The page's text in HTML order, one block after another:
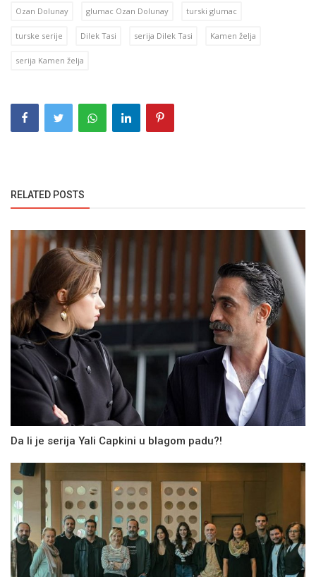
Ozan Dolunay glumac Ozan Dolunay turski glumac
turske serije Dilek Tasi serija Dilek Tasi Kamen želja
serija Kamen želja
RELATED POSTS
Da li je serija Yali Capkini u blagom padu?!